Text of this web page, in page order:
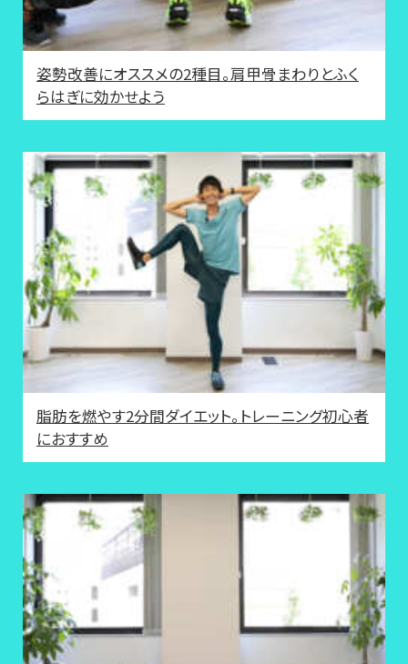
姿勢改善にオススメの2種目。肩甲骨まわりとふく
らはぎに効かせよう
脂肪を燃やす2分間ダイエット。トレーニング初心者
におすすめ